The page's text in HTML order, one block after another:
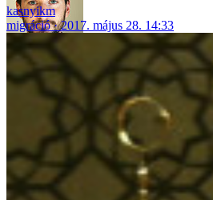
kasnyikm
migráció
2017. május 28. 14:33